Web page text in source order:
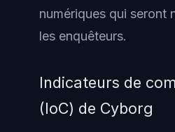
numériques qui seront
les enquêteurs.
Indicateurs de
(IoC) de Cyborg